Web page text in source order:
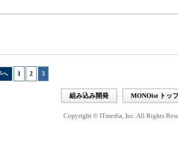
へ 1 2 3
組み込み開発 MONOist トッ
Copyright © ITmedia, Inc. All Rights